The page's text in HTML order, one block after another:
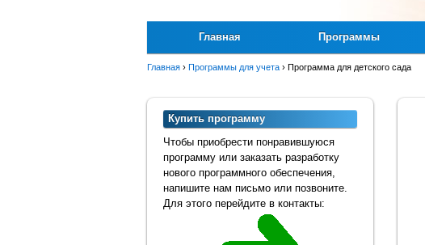
Главная Программы
Главная › Программы для учета › Программа для детского сада
Купить программу
Чтобы приобрести понравившуюся
программу или заказать разработку
нового программного обеспечения,
напишите нам письмо или позвоните.
Для этого перейдите в контакты: